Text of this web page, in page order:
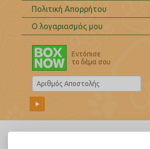
Πολιτική Απορρήτου
Ο λογαριασμός μου
Εντόπισε
το δέμα σου